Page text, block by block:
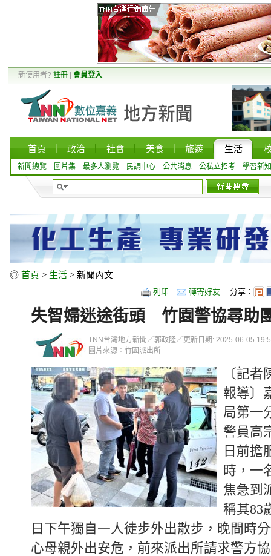
新使用者? 註冊 會員登入
首頁 政治 社會 美食 旅遊 生活
新聞總覽 圖片集 最多人瀏覽 民調中心 公共消息 公私立招考 學習新知
◎ 首頁 > 生活 > 新聞內文
列印 轉寄好友 分享：
失智婦迷途街頭 竹園警協尋助
TNN台灣地方新聞／郭政隆／更新日期: 2025-06-05
圖片來源：竹園派出所
〔記
報導〕
局第一
警員高
日前擔
時，一
焦急到
稱其83
日下午獨自一人徒步外出散步，晚間時
心母親外出安危，前來派出所請求警方